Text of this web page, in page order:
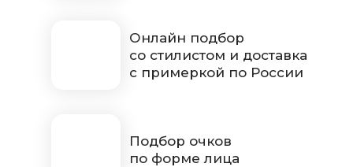
Подбор очков
по форме лица
Онлайн подбор
со стилистом и доставка
с примеркой по России